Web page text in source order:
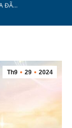
ĐÃ…
Th9 29 2024